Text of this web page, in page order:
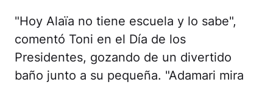
"Hoy Alaïa no tiene escuela y lo sabe",
comentó Toni en el Día de los
Presidentes, gozando de un divertido
baño junto a su pequeña. "Adamari mira